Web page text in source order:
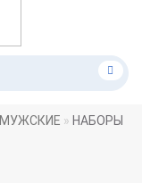
МУЖСКИЕ НАБОРЫ